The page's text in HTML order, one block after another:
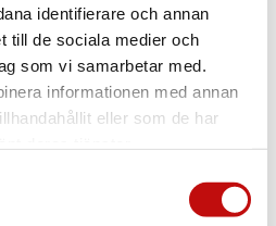
identifierare och annan
till de sociala medier och
som vi samarbetar med.
informationen med annan
eller som de har